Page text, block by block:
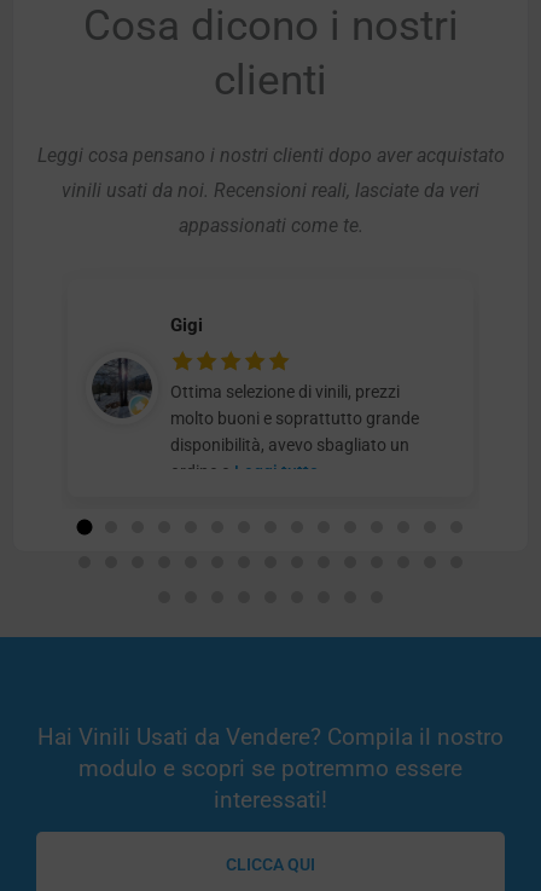
Cosa dicono i nostri
clienti
Leggi cosa pensano i nostri clienti dopo aver acquistato
vinili usati da noi. Recensioni reali, lasciate da veri
appassionati come te.
Gigi
Ottima selezione di vinili, prezzi
molto buoni e soprattutto grande
disponibilità, avevo sbagliato un
ordine e Leggi tutto
Hai Vinili Usati da Vendere? Compila il nostro
modulo e scopri se potremmo essere
interessati!
CLICCA QUI